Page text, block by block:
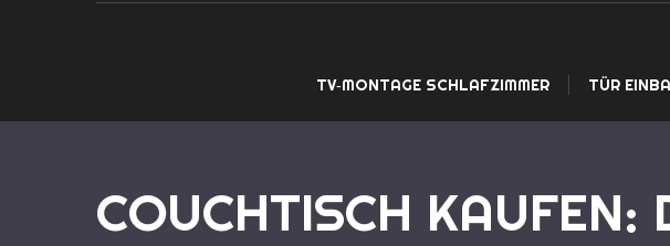
TV‑MONTAGE SCHLAFZIMMER TÜR
COUCHTISCH KAUFEN: